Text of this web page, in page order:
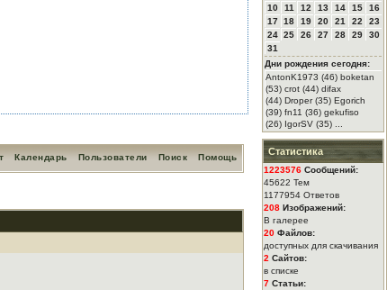
Помощь
Поиск
Пользователи
Календарь
10
11 12 13 14 15
16
17 18 19 20 21 22
23
24 25 26 27 28 29
30
31
Дни рождения сегодня:
AntonK1973 (46) boketan
(53) crot (44) difax
(44) Droper (35) Egorich
(39) fn11 (36) gekufiso
(26) IgorSV (35) ...
Статистика
1223576 Сообщений:
45622 Тем
1177954 Ответов
208 Изображений:
В галерее
20 Файлов:
доступных для скачивания
2 Сайтов:
в списке
7 Статьи: